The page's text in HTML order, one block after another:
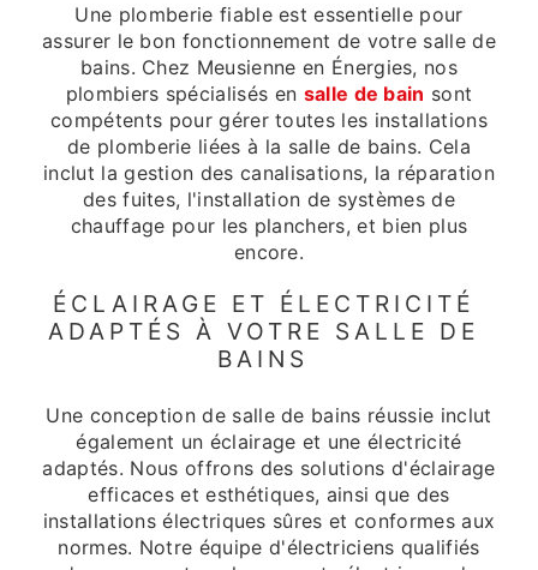
Une plomberie fiable est essentielle pour
assurer le bon fonctionnement de votre salle de
bains. Chez Meusienne en Énergies, nos
plombiers spécialisés en salle de bain sont
compétents pour gérer toutes les installations
de plomberie liées à la salle de bains. Cela
inclut la gestion des canalisations, la réparation
des fuites, l'installation de systèmes de
chauffage pour les planchers, et bien plus
encore.
ÉCLAIRAGE ET ÉLECTRICITÉ
ADAPTÉS À VOTRE SALLE DE
BAINS
Une conception de salle de bains réussie inclut
également un éclairage et une électricité
adaptés. Nous offrons des solutions d'éclairage
efficaces et esthétiques, ainsi que des
installations électriques sûres et conformes aux
normes. Notre équipe d'électriciens qualifiés